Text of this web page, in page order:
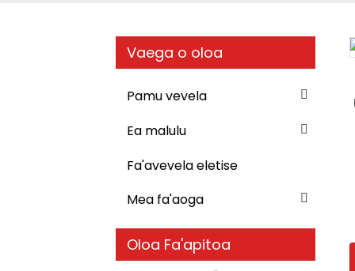
Vaega o oloa
Pamu vevela
Ea malulu
Fa'avevela eletise
Mea fa'aoga
Oloa Fa'apitoa
Loading...
Loading...